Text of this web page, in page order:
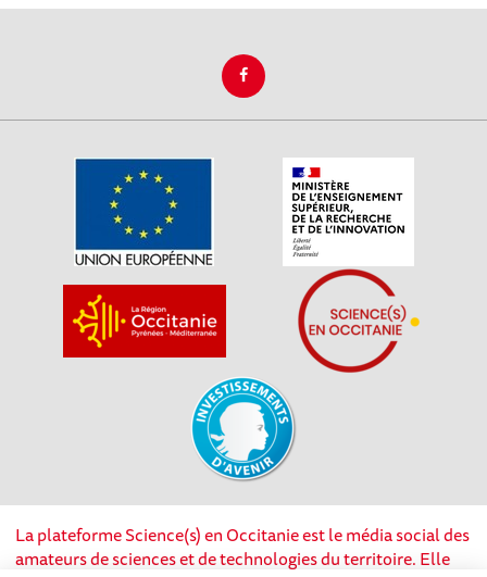
La plateforme Science(s) en Occitanie est le média social des
amateurs de sciences et de technologies du territoire. Elle